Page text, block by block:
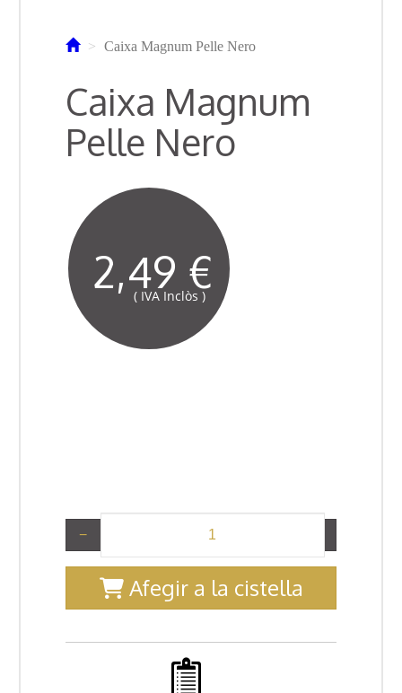
Caixa Magnum Pelle Nero
Caixa Magnum
Pelle Nero
2,49 €
( IVA Inclòs )
−
Afegir a la cistella